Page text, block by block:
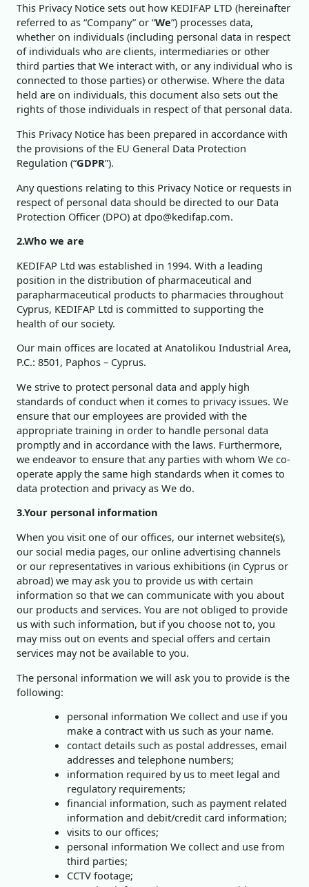
This Privacy Notice sets out how KEDIFAP LTD (hereinafter
referred to as “Company” or “We”) processes data,
whether on individuals (including personal data in respect
of individuals who are clients, intermediaries or other
third parties that We interact with, or any individual who is
connected to those parties) or otherwise. Where the data
held are on individuals, this document also sets out the
rights of those individuals in respect of that personal data.
This Privacy Notice has been prepared in accordance with
the provisions of the EU General Data Protection
Regulation (“GDPR”).
Any questions relating to this Privacy Notice or requests in
respect of personal data should be directed to our Data
Protection Officer (DPO) at dpo@kedifap.com.
2.Who we are
KEDIFAP Ltd was established in 1994. With a leading
position in the distribution of pharmaceutical and
parapharmaceutical products to pharmacies throughout
Cyprus, KEDIFAP Ltd is committed to supporting the
health of our society.
Our main offices are located at Anatolikou Industrial Area,
P.C.: 8501, Paphos – Cyprus.
We strive to protect personal data and apply high
standards of conduct when it comes to privacy issues. We
ensure that our employees are provided with the
appropriate training in order to handle personal data
promptly and in accordance with the laws. Furthermore,
we endeavor to ensure that any parties with whom We co-
operate apply the same high standards when it comes to
data protection and privacy as We do.
3.Your personal information
When you visit one of our offices, our internet website(s),
our social media pages, our online advertising channels
or our representatives in various exhibitions (in Cyprus or
abroad) we may ask you to provide us with certain
information so that we can communicate with you about
our products and services. You are not obliged to provide
us with such information, but if you choose not to, you
may miss out on events and special offers and certain
services may not be available to you.
The personal information we will ask you to provide is the
following:
personal information We collect and use if you
make a contract with us such as your name.
contact details such as postal addresses, email
addresses and telephone numbers;
information required by us to meet legal and
regulatory requirements;
financial information, such as payment related
information and debit/credit card information;
visits to our offices;
personal information We collect and use from
third parties;
CCTV footage;